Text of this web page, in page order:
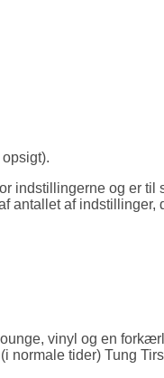
indstillingerne og er til
antallet af
vinyl og en
tider) Tung